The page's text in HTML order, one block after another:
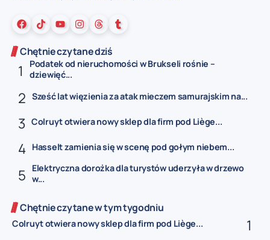
Chętnie czytane dziś
Podatek od nieruchomości w Brukseli rośnie –
dziewięć...
Sześć lat więzienia za atak mieczem samurajskim na...
Colruyt otwiera nowy sklep dla firm pod Liège...
Hasselt zamienia się w scenę pod gołym niebem...
Elektryczna dorożka dla turystów uderzyła w drzewo
w...
Chętnie czytane w tym tygodniu
Colruyt otwiera nowy sklep dla firm pod Liège...